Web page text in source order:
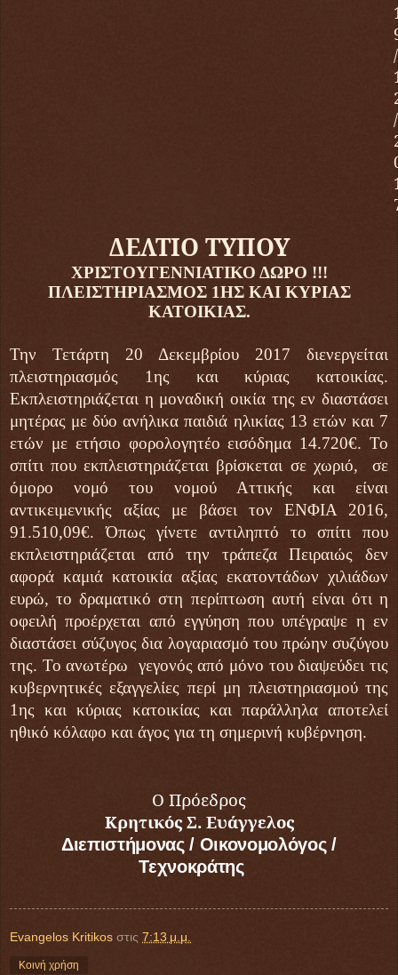
/
/
ΔΕΛΤΙΟ ΤΥΠΟΥ
ΧΡΙΣΤΟΥΓΕΝΝΙΑΤΙΚΟ ΔΩΡΟ !!!
ΠΛΕΙΣΤΗΡΙΑΣΜΟΣ 1ΗΣ ΚΑΙ ΚΥΡΙΑΣ
ΚΑΤΟΙΚΙΑΣ.
Την Τετάρτη 20 Δεκεμβρίου 2017 διενεργείται
πλειστηριασμός 1ης και κύριας κατοικίας.
Εκπλειστηριάζεται η μοναδική οικία της εν διαστάσει
μητέρας με δύο ανήλικα παιδιά ηλικίας 13 ετών και 7
ετών με ετήσιο φορολογητέο εισόδημα 14.720€. Το
σπίτι που εκπλειστηριάζεται βρίσκεται σε χωριό, σε
όμορο νομό του νομού Αττικής και είναι
αντικειμενικής αξίας με βάσει τον ΕΝΦΙΑ 2016,
91.510,09€. Όπως γίνετε αντιληπτό το σπίτι που
εκπλειστηριάζεται από την τράπεζα Πειραιώς δεν
αφορά καμιά κατοικία αξίας εκατοντάδων χιλιάδων
ευρώ, το δραματικό στη περίπτωση αυτή είναι ότι η
οφειλή προέρχεται από εγγύηση που υπέγραψε η εν
διαστάσει σύζυγος δια λογαριασμό του πρώην συζύγου
της. Το ανωτέρω γεγονός από μόνο του διαψεύδει τις
κυβερνητικές εξαγγελίες περί μη πλειστηριασμού της
1ης και κύριας κατοικίας και παράλληλα αποτελεί
ηθικό κόλαφο και άγος για τη σημερινή κυβέρνηση.
Ο Πρόεδρος
Κρητικός Σ. Ευάγγελος
Διεπιστήμονας / Οικονομολόγος /
Τεχνοκράτης
Evangelos Kritikos στις 7:13 μ.μ.
Κοινή χρήση